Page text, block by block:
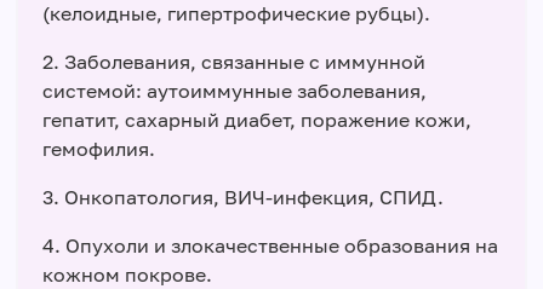
(келоидные, гипертрофические рубцы).
2. Заболевания, связанные с иммунной
системой: аутоиммунные заболевания,
гепатит, сахарный диабет, поражение кожи,
гемофилия.
3. Онкопатология, ВИЧ-инфекция, СПИД.
4. Опухоли и злокачественные образования на
кожном покрове.